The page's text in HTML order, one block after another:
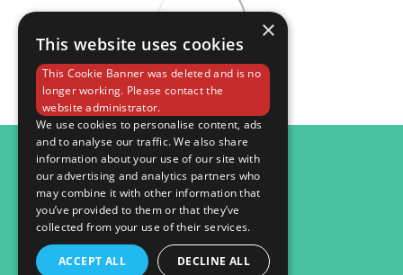
098 984 15 82
Контактна інформація
Повна версія сайту
×
This website uses cookies
This Cookie Banner was deleted and is no
longer working. Please contact the
website administrator.
We use cookies to personalise content, ads
and to analyse our traffic. We also share
information about your use of our site with
our advertising and analytics partners who
may combine it with other information that
you’ve provided to them or that they’ve
collected from your use of their services.
ACCEPT ALL DECLINE ALL